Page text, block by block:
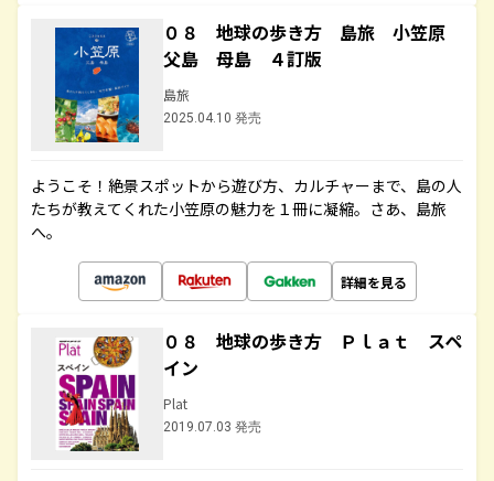
０８ 地球の歩き方 島旅 小笠原
父島 母島 ４訂版
島旅
2025.04.10 発売
ようこそ！絶景スポットから遊び方、カルチャーまで、島の人
たちが教えてくれた小笠原の魅力を１冊に凝縮。さあ、島旅
へ。
詳細を見る
０８ 地球の歩き方 Ｐｌａｔ スペ
イン
Plat
2019.07.03 発売